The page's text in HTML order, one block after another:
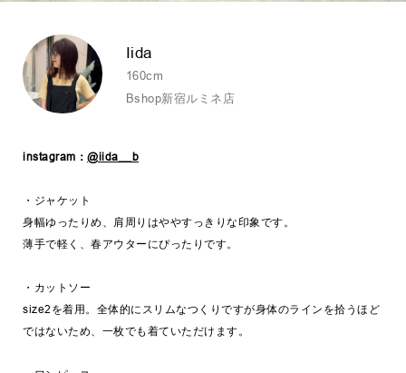
Iida
160cm
Bshop新宿ルミネ店
instagram： @iida__b
・ジャケット
身幅ゆったりめ、肩周りはややすっきりな印象です。
薄手で軽く、春アウターにぴったりです。
・カットソー
size2を着用。全体的にスリムなつくりですが身体のラインを拾うほど
ではないため、一枚でも着ていただけます。